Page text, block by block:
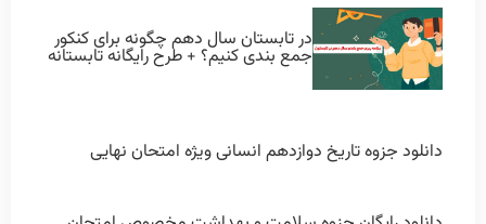
در تابستان سال دهم چگونه برای کنکور
جمع بندی کنیم؟ + طرح رایگانه تابستانه
دانلود جزوه تاریخ دوازدهم انسانی ویژه امتحان نهایی